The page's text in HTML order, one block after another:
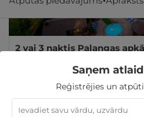
2 vai 3 naktis Palangas
Atostogų parkas
no 212€
Par 2 naktīm
Saņem
Reģistrējies un